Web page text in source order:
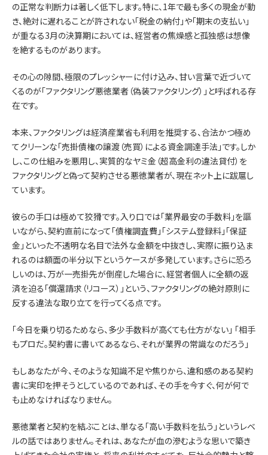
の正常な判断力は著しく低下します。特に、1年で最も多くの現金が動
き、絶対に遅れることが許されない「税金の納付」や「期末の支払い」
が重なる3月の決算期においては、経営者の焦燥感と孤独感は想像
を絶するものがあります。
その心の隙間、極限のプレッシャーに付け込み、甘い言葉で近づいて
くるのが「ファクタリング悪徳業者（偽装ファクタリング）」と呼ばれる存
在です。
本来、ファクタリングは経済産業省も利用を推奨する、合法かつ極め
てクリーンな「売掛債権の譲渡（売買）による資金調達手法」です。しか
し、この仕組みを悪用し、実質的なヤミ金（超高金利の違法貸付）を
ファクタリングと偽って契約させる悪徳業者が、現在ネット上に跋扈し
ています。
彼らの手口は極めて狡猾です。入り口では「業界最安の手数料」を謳
いながら、契約直前になって「債権調査費」「システム登録料」「保証
金」といった不透明な名目で法外な金額を中抜きし、実際に振り込ま
れるのは額面の半分以下というケースが多発しています。さらに恐ろ
しいのは、万が一売掛先が倒産した場合に、経営者個人に全額の返
済を迫る「償還請求（リコース）」という、ファクタリングの絶対原則に
反する違法な取り立てを行ってくる点です。
「今日を乗り切るためなら、多少手数料が高くても仕方がない」 「相手
もプロだ。契約書に書いてあるなら、それが業界の常識なのだろう」
もしあなたが今、そのような知識不足や焦りから、違和感のある契約
書に実印を押そうとしているのであれば、その手を今すぐ、何が何で
も止めなければなりません。
悪徳業者と契約を結ぶことは、単なる「高い手数料を払う」というレベ
ルの話ではありません。それは、あなたが血の滲むような思いで築き